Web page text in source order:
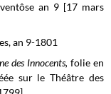
an 9 [17 mars
an 9-1801
des Innocents, folie en
sur le Théâtre des